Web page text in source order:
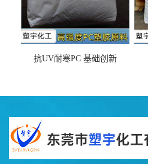
抗UV耐寒PC 基础创新